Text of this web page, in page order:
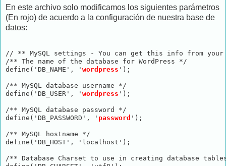
En este archivo solo modificamos los siguientes parámetros
(En rojo) de acuerdo a la configuración de nuestra base de
datos:
// ** MySQL settings - You can get this info from
/** The name of the database for WordPress */
define('DB_NAME', ' wordpress ');
/** MySQL database username */
define('DB_USER', ' wordpress ');
/** MySQL database password */
define('DB_PASSWORD', ' password ');
/** MySQL hostname */
define('DB_HOST', 'localhost');
/** Database Charset to use in creating database